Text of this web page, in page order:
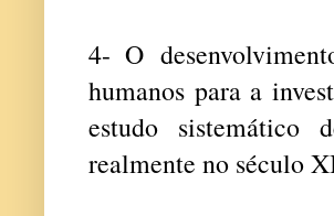
4- O
humanos para a
estudo sistemático
realmente no século